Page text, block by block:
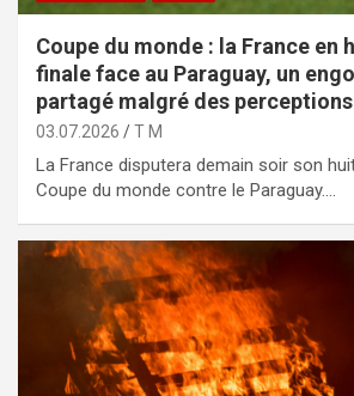
Coupe du monde : la France en
finale face au Paraguay, un
partagé malgré des
03.07.2026 T M
La France disputera demain soir son
Coupe du monde contre le Paraguay.…